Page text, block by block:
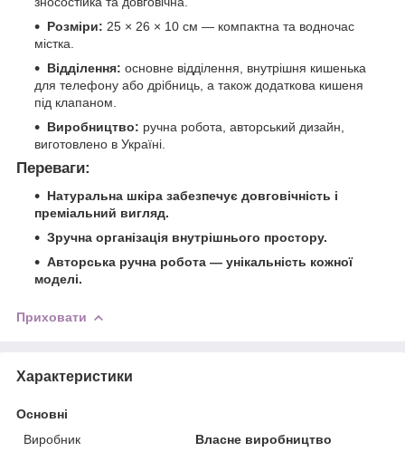
Розміри: 25 × 26 × 10 см — компактна та водночас
містка.
Відділення: основне відділення, внутрішня кишенька
для телефону або дрібниць, а також додаткова кишеня
під клапаном.
Виробництво: ручна робота, авторський дизайн,
виготовлено в Україні.
Переваги:
Натуральна шкіра забезпечує довговічність і
преміальний вигляд.
Зручна організація внутрішнього простору.
Авторська ручна робота — унікальність кожної
моделі.
Приховати
Характеристики
Основні
Виробник
Власне виробництво